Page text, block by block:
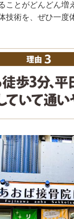
ことがどんどん増
技術を、ぜひ一度